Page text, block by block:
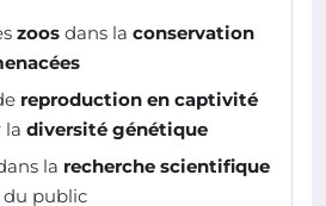
zoos dans la conservation
reproduction en captivité
la diversité génétique
la recherche scientifique
du public